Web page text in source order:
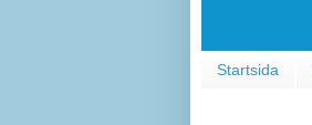
Startsida